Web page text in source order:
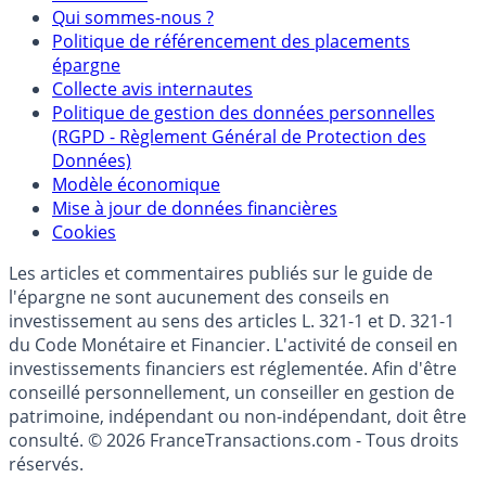
Mentions légales et Conditions d’utilisation
Partenaires
Qui sommes-nous ?
Politique de référencement des placements
épargne
Collecte avis internautes
Politique de gestion des données personnelles
(RGPD - Règlement Général de Protection des
Données)
Modèle économique
Cookies
Les articles et commentaires publiés sur le guide de
l'épargne ne sont aucunement des conseils en
investissement au sens des articles L. 321-1 et D. 321-1
du Code Monétaire et Financier. L'activité de conseil en
investissements financiers est réglementée. Afin d'être
conseillé personnellement, un conseiller en gestion de
patrimoine, indépendant ou non-indépendant, doit être